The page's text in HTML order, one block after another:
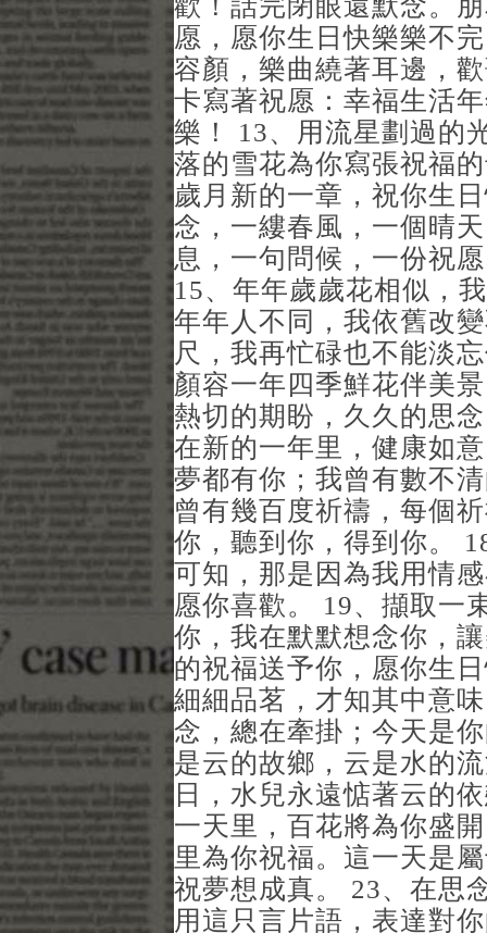
歡！話完閉眼還默念。
愿，愿你生日快樂樂不
容顏，樂曲繞著耳邊，
卡寫著祝愿：幸福生活
樂！ 13、用流星劃過的
落的雪花為你寫張祝福
歲月新的一章，祝你生
念，一縷春風，一個晴
息，一句問候，一份祝
15、年年歲歲花相似，
年年人不同，我依舊改
尺，我再忙碌也不能淡
顏容一年四季鮮花伴美
熱切的期盼，久久的思
在新的一年里，健康如
夢都有你；我曾有數不
曾有幾百度祈禱，每個
你，聽到你，得到你。
可知，那是因為我用情
愿你喜歡。 19、擷取一
你，我在默默想念你，
的祝福送予你，愿你生
細細品茗，才知其中意
念，總在牽掛；今天是
是云的故鄉，云是水的
日，水兒永遠惦著云的
一天里，百花將為你盛
里為你祝福。這一天是
祝夢想成真。 23、在思
用這只言片語，表達對